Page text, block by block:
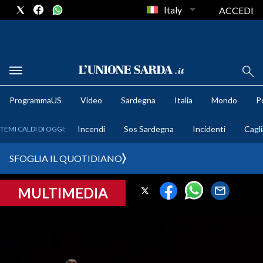
METEO
CRONACA SARDEGNA
Italy ACCEDI
ProgrammaUS Video Sardegna Italia Mondo
TEMI CALDI DI OGGI: Incendi Sos Sardegna Incidenti
SFOGLIA IL QUOTIDIANO
MULTIMEDIA